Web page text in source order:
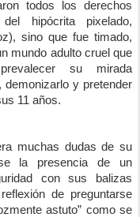
todos los derechos
hipócrita pixelado,
sino que fue timado,
mundo adulto cruel que
su mirada
demonizarlo y pretender
11 años.
muchas dudas de su
la presencia de un
con sus balizas
de preguntarse
astuto” como se